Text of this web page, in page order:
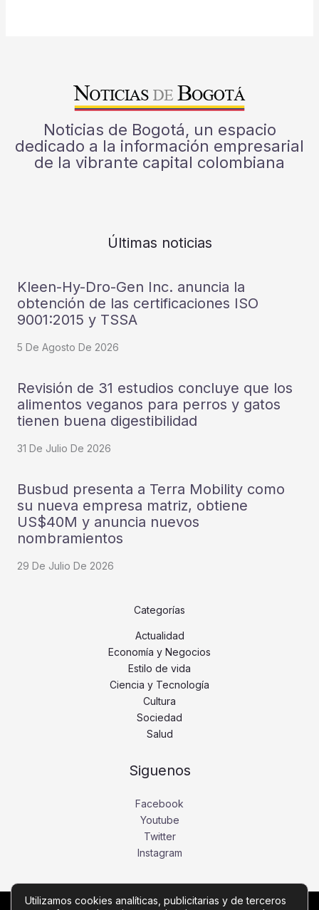
Noticias de Bogotá, un espacio
dedicado a la información empresarial
de la vibrante capital colombiana
Últimas noticias
Kleen-Hy-Dro-Gen Inc. anuncia la
obtención de las certificaciones ISO
9001:2015 y TSSA
5 De Agosto De 2026
Revisión de 31 estudios concluye que los
alimentos veganos para perros y gatos
tienen buena digestibilidad
31 De Julio De 2026
Busbud presenta a Terra Mobility como
su nueva empresa matriz, obtiene
US$40M y anuncia nuevos
nombramientos
29 De Julio De 2026
Categorías
Actualidad
Economía y Negocios
Estilo de vida
Ciencia y Tecnología
Cultura
Sociedad
Salud
Siguenos
Facebook
Youtube
Twitter
Instagram
Utilizamos cookies analíticas, publicitarias y de terceros